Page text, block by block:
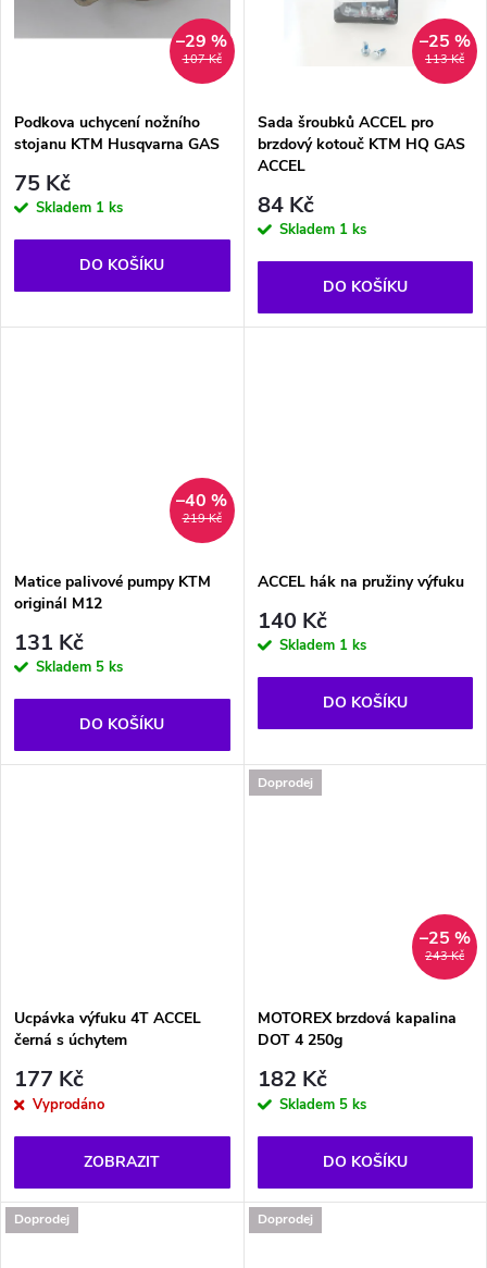
t
t
ů
107 Kč
–29 %
Podkova uchycení nožního
stojanu KTM Husqvarna GAS
75 Kč
Skladem 1 ks
DO KOŠÍKU
113 Kč
–25 %
Sada šroubků ACCEL pro
brzdový kotouč KTM HQ GAS
ACCEL
84 Kč
Skladem 1 ks
DO KOŠÍKU
219 Kč
–40 %
Matice palivové pumpy KTM
originál M12
131 Kč
Skladem 5 ks
DO KOŠÍKU
ACCEL hák na pružiny výfuku
140 Kč
Skladem 1 ks
DO KOŠÍKU
Ucpávka výfuku 4T ACCEL
černá s úchytem
177 Kč
Vyprodáno
ZOBRAZIT
Doprodej
243 Kč
–25 %
MOTOREX brzdová kapalina
DOT 4 250g
182 Kč
Skladem 5 ks
DO KOŠÍKU
Doprodej Doprodej